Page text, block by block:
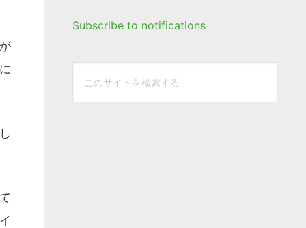
Subscribe to notifications